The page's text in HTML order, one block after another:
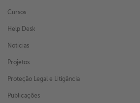
Cursos
Help Desk
Notícias
Projetos
Proteção Legal e Litigância
Publicações